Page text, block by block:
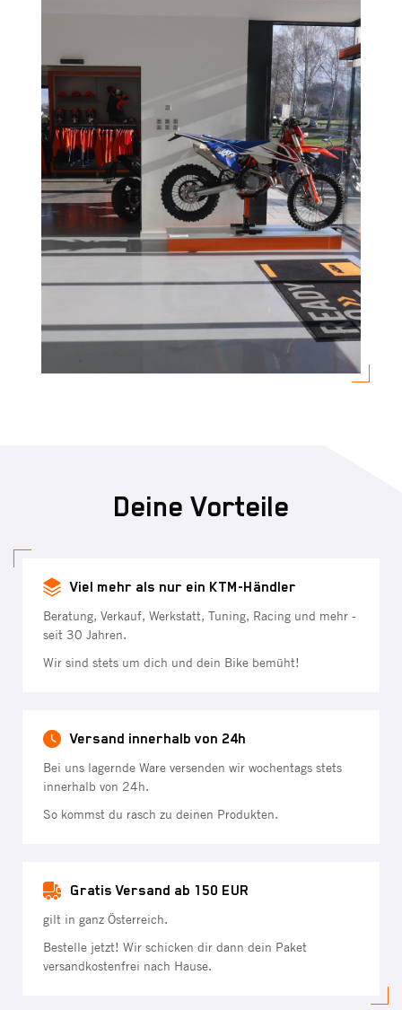
Deine Vorteile
Viel mehr als nur ein KTM-Händler
Beratung, Verkauf, Werkstatt, Tuning, Racing und mehr -
seit 30 Jahren.
Wir sind stets um dich und dein Bike bemüht!
Versand innerhalb von 24h
Bei uns lagernde Ware versenden wir wochentags stets
innerhalb von 24h.
So kommst du rasch zu deinen Produkten.
Gratis Versand ab 150 EUR
gilt in ganz Österreich.
Bestelle jetzt! Wir schicken dir dann dein Paket
versandkostenfrei nach Hause.